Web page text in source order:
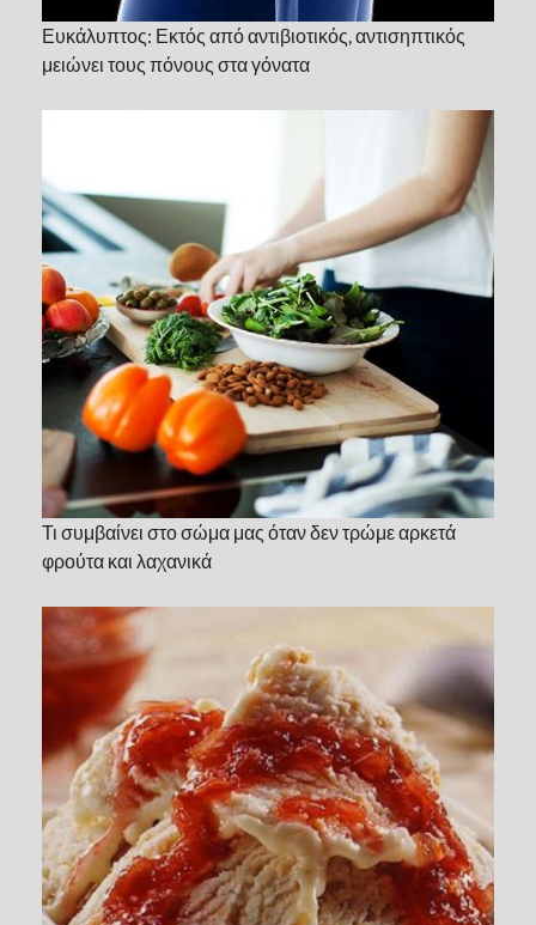
Ευκάλυπτος: Εκτός από αντιβιοτικός, αντισηπτικός
μειώνει τους πόνους στα γόνατα
Τι συμβαίνει στο σώμα μας όταν δεν τρώμε αρκετά
φρούτα και λαχανικά